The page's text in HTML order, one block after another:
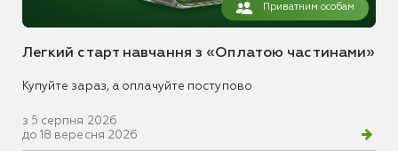
Приватним особам
Легкий старт навчання з «Оплатою частинами»
Купуйте зараз, а оплачуйте поступово
з 5 серпня 2026
до 18 вересня 2026